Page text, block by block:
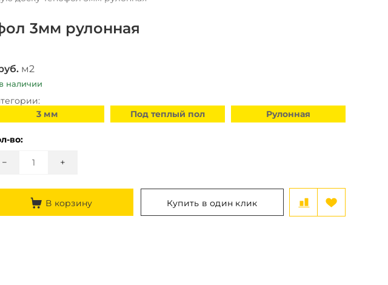
3мм рулонная
м2
в наличии
Тепофол
3 мм Под теплый пол
во:
+
−
В корзину Купить в один клик